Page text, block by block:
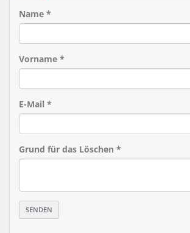
Name *
Vorname *
E-Mail *
Grund für das Löschen *